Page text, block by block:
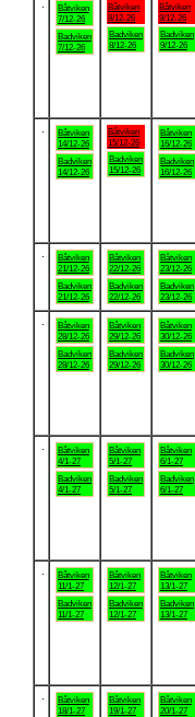
Båtviken
7/12-26
Badviken
7/12-26
Båtviken
8/12-26
Badviken
8/12-26
Båtviken
9/12-26
Badviken
9/12-26
Båtviken
14/12-26
Badviken
14/12-26
Båtviken
15/12-26
Badviken
15/12-26
Båtviken
16/12-26
Badviken
16/12-26
Båtviken
21/12-26
Badviken
21/12-26
Båtviken
22/12-26
Badviken
22/12-26
Båtviken
23/12-26
Badviken
23/12-26
Båtviken
28/12-26
Badviken
28/12-26
Båtviken
29/12-26
Badviken
29/12-26
Båtviken
30/12-26
Badviken
30/12-26
Båtviken
4/1-27
Badviken
4/1-27
Båtviken
5/1-27
Badviken
5/1-27
Båtviken
6/1-27
Badviken
6/1-27
Båtviken
11/1-27
Badviken
11/1-27
Båtviken
12/1-27
Badviken
12/1-27
Båtviken
13/1-27
Badviken
13/1-27
Båtviken
18/1-27
Båtviken
19/1-27
Båtviken
20/1-27